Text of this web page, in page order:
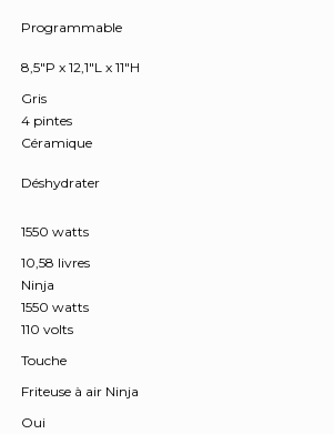
Programmable
8,5"P x 12,1"L x 11"H
Gris
4 pintes
Céramique
Déshydrater
1550 watts
10,58 livres
Ninja
1550 watts
110 volts
Touche
Friteuse à air Ninja
Oui